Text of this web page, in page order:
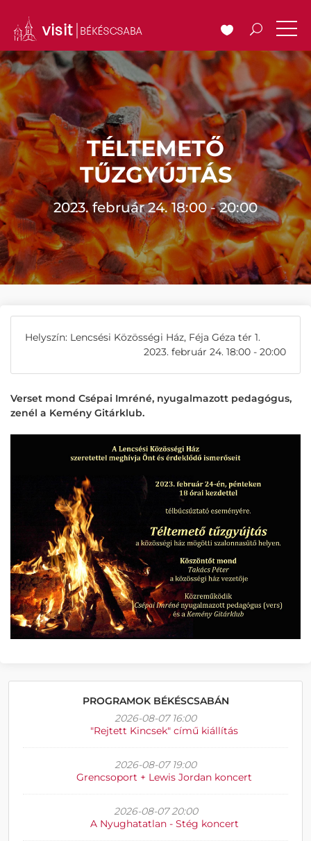
TÉLTEMETŐ
TŰZGYÚJTÁS
2023. február 24. 18:00 - 20:00
Helyszín: Lencsési Közösségi Ház, Féja Géza tér 1.
2023. február 24. 18:00 - 20:00
Verset mond Csépai Imréné, nyugalmazott pedagógus,
zenél a Kemény Gitárklub.
PROGRAMOK BÉKÉSCSABÁN
2026-08-07 16:00
"Rejtett Kincsek" című kiállítás
2026-08-07 19:00
Grencsoport + Lewis Jordan koncert
2026-08-07 20:00
A Nyughatatlan - Stég koncert